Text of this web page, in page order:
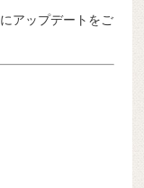
アップデートをご